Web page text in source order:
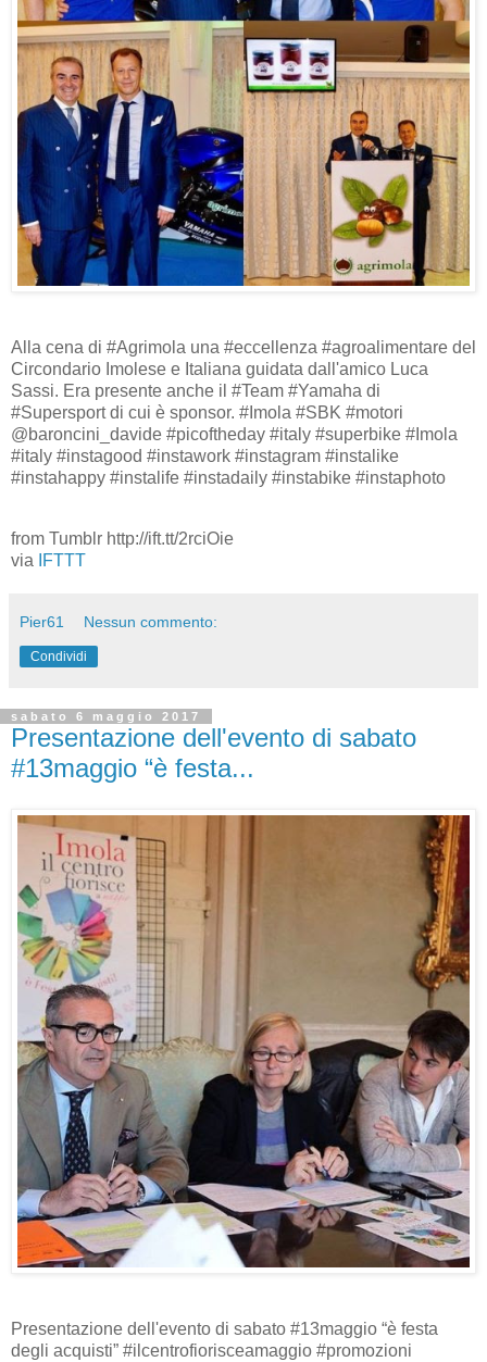
Alla cena di #Agrimola una #eccellenza #agroalimentare del
Circondario Imolese e Italiana guidata dall'amico Luca
Sassi. Era presente anche il #Team #Yamaha di
#Supersport di cui è sponsor. #Imola #SBK #motori
@baroncini_davide #picoftheday #italy #superbike #Imola
#italy #instagood #instawork #instagram #instalike
#instahappy #instalife #instadaily #instabike #instaphoto
from Tumblr http://ift.tt/2rciOie
via
IFTTT
Pier61 Nessun commento:
Condividi
sabato 6 maggio 2017
Presentazione dell'evento di sabato
#13maggio “è festa...
Presentazione dell'evento di sabato #13maggio “è festa
degli acquisti” #ilcentrofiorisceamaggio #promozioni